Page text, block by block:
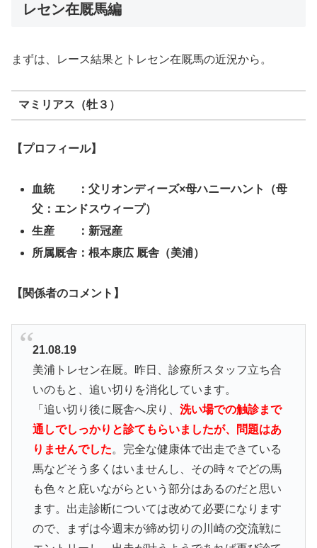
レセン在厩馬編
まずは、レース結果とトレセン在厩馬の近況から。
マミリアス（牡３）
【プロフィール】
血統 ：父リオンディーズ×母ハニーハント（母
父：エンドスウィープ）
生産 ：新冠産
所属厩舎：根本康広 厩舎（美浦）
【関係者のコメント】
21.08.19
美浦トレセン在厩。昨日、診療所スタッフ立ち合
いのもと、追い切りを消化しています。
「追い切り後に厩舎へ戻り、 洗い場での触診まで
通しでしっかりと診てもらいましたが、問題はあ
りませんでした。完全な健康体で出走できている
馬などそう多くはいませんし、その時々でどの馬
も色々と庇いながらという部分はあるのだと思い
ます。出走診断については改めて必要になります
ので、まずは今週末が締め切りの川崎の交流戦に